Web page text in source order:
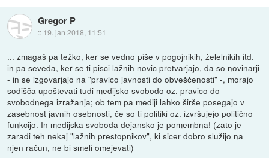
Gregor P
:: 19. jan 2018, 11:51
... zmagaš pa težko, ker se vedno piše v pogojnikih, želelnikih itd.
in pa seveda, ker se ti pisci lažnih novic pretvarjajo, da so novinarji
- in se izgovarjajo na "pravico javnosti do obveščenosti" -, morajo
sodišča upoštevati tudi medijsko svobodo oz. pravico do
svobodnega izražanja; ob tem pa mediji lahko širše posegajo v
zasebnost javnih osebnosti, če so ti politiki oz. izvršujejo politično
funkcijo. In medijska svoboda dejansko je pomembna! (zato je
zaradi teh nekaj "lažnih prestopnikov", ki sicer dobro služijo na
njen račun, ne bi smeli omejevati)